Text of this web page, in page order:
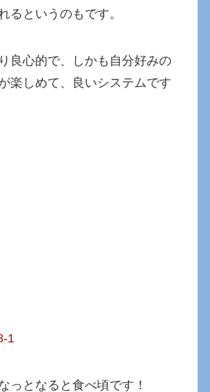
るというのもです。
良心的で、しかも自分好みの
楽しめて、良いシステムです
っとなると食べ頃です！